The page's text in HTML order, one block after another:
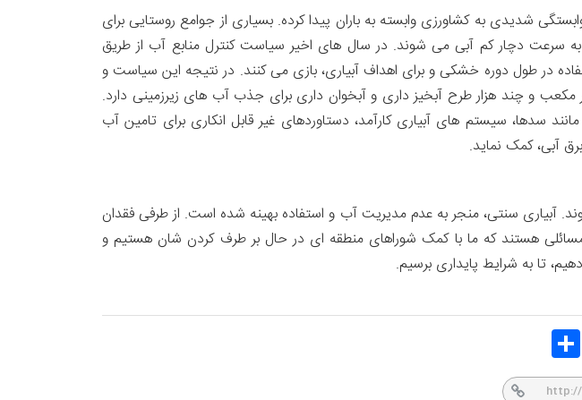
شدیدی به کشاورزی وابسته به باران پیدا کرده. بسیاری از جوامع روستایی برای
سرعت دچار کم آبی می شوند. در سال های اخیر سیاست کنترل منابع آب از طریق
در طول دوره خشکی و برای اهداف آبیاری، بازی می کنند. در نتیجه این سیاست و
شده، مراکش اکنون ۱۴۰ سد بزرگ با ظرفیت بیش از ۶/۱۷ میلیارد متر مکعب و چند هزار طرح آبخیز داری و آبخوان داری برای جذب آب های زیرزمینی دارد.
سدها، سیستم های آبیاری کارآمد، دستاوردهای غیر قابل انکاری برای تامین آب
آبی، کمک نماید.
می شوند. آبیاری سنتی، منجر به عدم مدیریت آب و استفاده بهینه شده است. از طرفی فقدان
هستند که ما با کمک شوراهای منطقه ای در حال بر طرف کردن شان هستیم و
تا به شرایط پایداری برسیم.
Twitt